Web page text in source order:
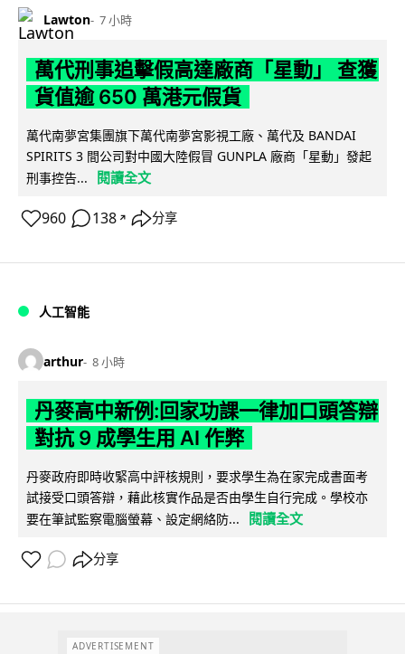
Lawton 7 小時
萬代刑事追擊假高達廠商「星動」 查獲
貨值逾 650 萬港元假貨
萬代南夢宮集團旗下萬代南夢宮影視工廠、萬代及 BANDAI
SPIRITS 3 間公司對中國大陸假冒 GUNPLA 廠商「星動」發起
刑事控告...
閱讀全文
960 138 ↗ 分享
人工智能
arthur 8 小時
丹麥高中新例:回家功課一律加口頭答辯
對抗 9 成學生用 AI 作弊
丹麥政府即時收緊高中評核規則，要求學生為在家完成書面考
試接受口頭答辯，藉此核實作品是否由學生自行完成。學校亦
要在筆試監察電腦螢幕、設定網絡防...
閱讀全文
分享
ADVERTISEMENT